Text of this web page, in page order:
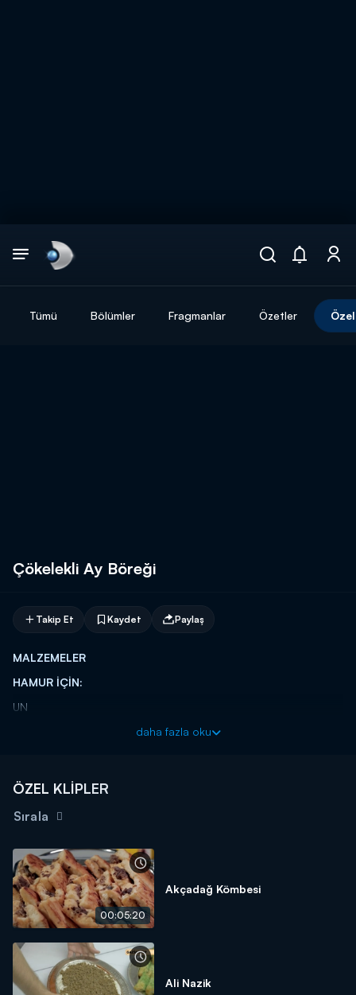
Tümü Bölümler Fragmanlar Özetler
Çökelekli Ay Böreği
Takip Et Kaydet Paylaş
MALZEMELER
HAMUR İÇİN:
UN
MARGARİN
1 KIRMIZI SOĞAN
9-10 ADET TAZE SOĞAN
YARIM DEMET MAYDONOZ
SIVIYAĞ
3 ÇAY KAŞIĞI PULBİBER
KIZARTMAK İÇİN:
daha fazla oku
ÖZEL KLİPLER
Sırala
00:05:20
Akçadağ Kömbesi
Ali Nazik